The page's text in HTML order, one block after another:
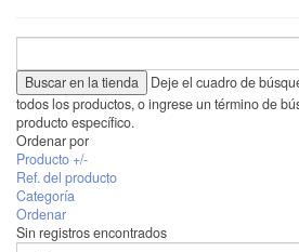
Deje el cuadro de
todos los productos, o ingrese un término de
producto específico.
Ordenar por
Producto +/-
Ref. del producto
Categoría
Ordenar
Sin registros encontrados